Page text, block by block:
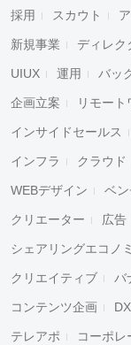
採用 スカウト
新規事業 ディレク
UIUX 運用 バッ
企画立案 リモート
インサイドセールス
インフラ クラウド
WEBデザイン ベ
クリエーター 広告
シェアリングエコノ
クリエイティブ バ
コンテンツ企画 DX
テレアポ コーポレ